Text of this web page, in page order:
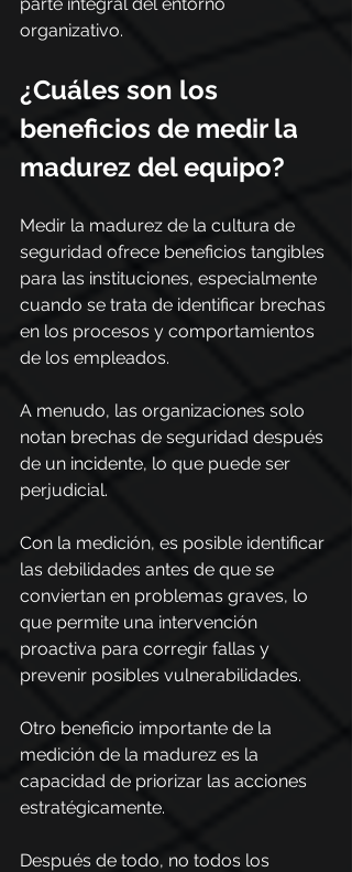
organizativo.
¿Cuáles son los
beneficios de medir la
madurez del equipo?
Medir la madurez de la cultura de
seguridad ofrece beneficios tangibles
para las instituciones, especialmente
cuando se trata de identificar brechas
en los procesos y comportamientos
de los empleados.
A menudo, las organizaciones solo
notan brechas de seguridad después
de un incidente, lo que puede ser
perjudicial.
Con la medición, es posible identificar
las debilidades antes de que se
conviertan en problemas graves, lo
que permite una intervención
proactiva para corregir fallas y
prevenir posibles vulnerabilidades.
Otro beneficio importante de la
medición de la madurez es la
capacidad de priorizar las acciones
estratégicamente.
Después de todo, no todos los